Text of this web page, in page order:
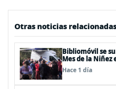
Otras noticias relacionadas
Bibliomóvil se
Mes de la Niñez
Hace 1 día